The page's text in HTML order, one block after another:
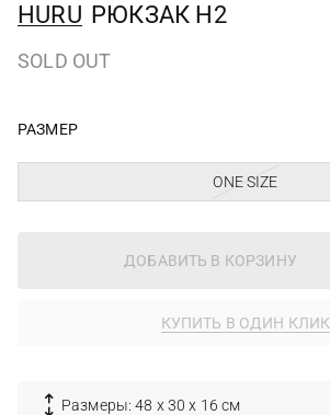
HURU РЮКЗАК H2
SOLD OUT
РАЗМЕР
ONE SIZE
ДОБАВИТЬ В КОРЗИНУ
КУПИТЬ В ОДИН КЛИК
Размеры: 48 х 30 х 16 см